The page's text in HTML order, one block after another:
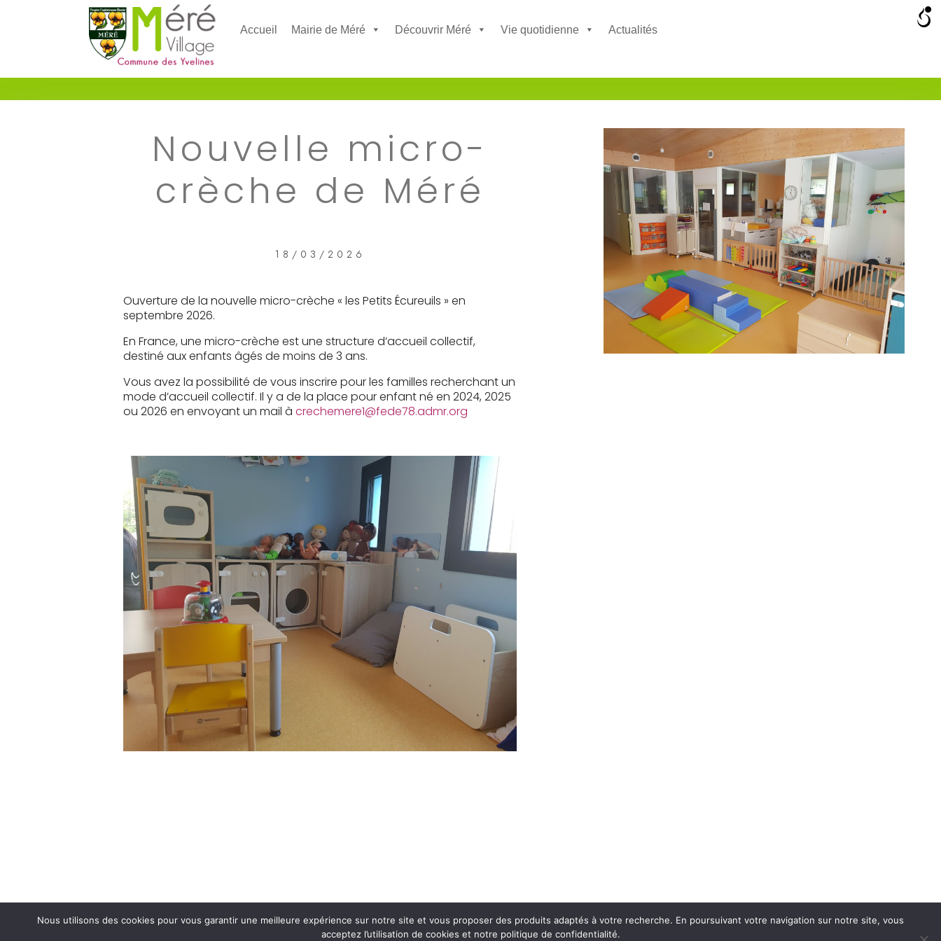
Accueil Mairie de Méré Découvrir Méré Vie quotidienne Actualités
Nouvelle micro-
crèche de Méré
18/03/2026
Ouverture de la nouvelle micro-crèche « les Petits Écureuils » en
septembre 2026.
En France, une micro-crèche est une structure d’accueil collectif,
destiné aux enfants âgés de moins de 3 ans.
Vous avez la possibilité de vous inscrire pour les familles recherchant un
mode d’accueil collectif. Il y a de la place pour enfant né en 2024, 2025
ou 2026 en envoyant un mail à crechemere1@fede78.admr.org
Nous utilisons des cookies pour vous garantir une meilleure expérience sur notre site et vous proposer des produits adaptés à votre recherche. En poursuivant votre navigation sur notre site, vous
acceptez l’utilisation de cookies et notre politique de confidentialité.